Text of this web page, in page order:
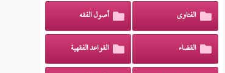
الفتاوى أصول الفقه
القضاء القواعد الفقهية